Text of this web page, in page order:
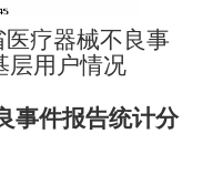
医疗器械不良事
层用户情况
事件报告统计分